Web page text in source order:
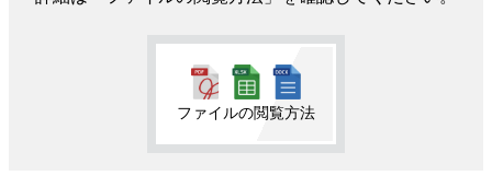
ファイルの閲覧方法